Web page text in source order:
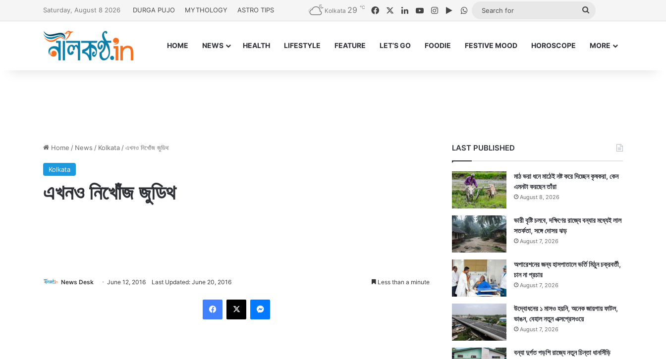
Saturday, August 8 2026 DURGA PUJO MYTHOLOGY ASTRO TIPS Kolkata 29 ℃ FacebookLinkedInYouTubeInstagramGoogle Play
WhatsApp
Search
HOME NEWS HEALTH LIFESTYLE FEATURE LET’S GO FOODIE FESTIVE MOOD HOROSCOPE MORE
Home / News / Kolkata /এখনও নিখোঁজ জুডিথ
Kolkata
এখনও নিখোঁজ জুডিথ
News Desk June 12, 2016 Last Updated: June 20, 2016 Less than a minute
LAST PUBLISHED
মাঠ ভরা ধনে মাঠেই নষ্ট করে দিচ্ছেন কৃষকরা, কেন
এমনটা করছেন তাঁরা
August 8, 2026
ভারী বৃষ্টি চলবে, দক্ষিণের রাজ্যে বন্যার মধ্যেই লাল
সতর্কতা, সঙ্গে দোসর ঝড়
August 7, 2026
অপারেশনের জন্য হাসপাতালে ভর্তি মিঠুন চক্রবর্তী,
চান না প্রচার
August 7, 2026
উদ্বোধনের ১ মাসও হয়নি, অনেক জায়গায় ফাটল,
ভাঙন, বেহাল নতুন এক্সপ্রেসওয়ে
August 7, 2026
বন্যা দুর্গত পড়শি রাজ্যে নতুন চিন্তা ধানসিঁড়ি